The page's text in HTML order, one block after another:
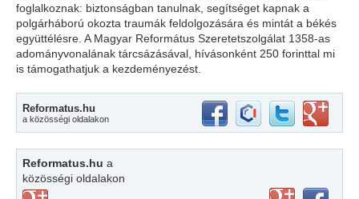
foglalkoznak: biztonságban tanulnak, segítséget kapnak a
polgárháború okozta traumák feldolgozására és mintát a békés
együttélésre. A Magyar Református Szeretetszolgálat 1358-as
adományvonalának tárcsázásával, hívásonként 250 forinttal mi
is támogathatjuk a kezdeményezést.
Reformatus.hu
a közösségi oldalakon
Reformatus.hu a
közösségi oldalakon